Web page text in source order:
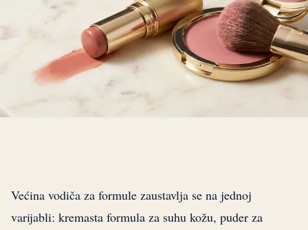
Većina vodiča za formule zaustavlja se na jednoj
varijabli: kremasta formula za suhu kožu, puder za